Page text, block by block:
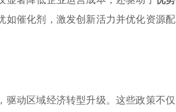
如催化剂，激发创新活力并优化资源配
驱动区域经济转型升级。这些政策不仅